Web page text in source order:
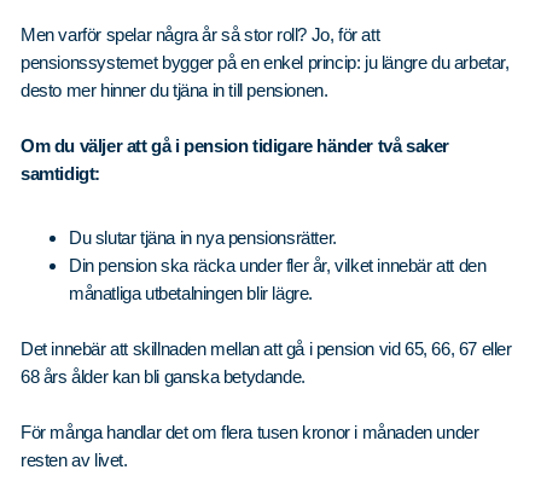
Men varför spelar några år så stor roll? Jo, för att
pensionssystemet bygger på en enkel princip: ju längre du arbetar,
desto mer hinner du tjäna in till pensionen.
Om du väljer att gå i pension tidigare händer två saker
samtidigt:
Du slutar tjäna in nya pensionsrätter.
Din pension ska räcka under fler år, vilket innebär att den
månatliga utbetalningen blir lägre.
Det innebär att skillnaden mellan att gå i pension vid 65, 66, 67 eller
68 års ålder kan bli ganska betydande.
För många handlar det om flera tusen kronor i månaden under
resten av livet.